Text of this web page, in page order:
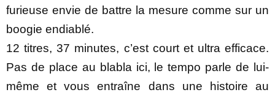
furieuse envie de battre la mesure comme sur un
boogie endiablé.
12 titres, 37 minutes, c’est court et ultra efficace.
Pas de place au blabla ici, le tempo parle de lui-
même et vous entraîne dans une histoire au